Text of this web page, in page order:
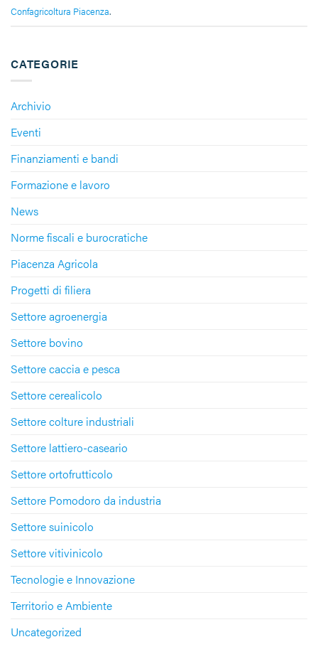
CATEGORIE
Archivio
Eventi
Finanziamenti e bandi
Formazione e lavoro
News
Norme fiscali e burocratiche
Piacenza Agricola
Progetti di filiera
Settore agroenergia
Settore bovino
Settore caccia e pesca
Settore cerealicolo
Settore colture industriali
Settore lattiero-caseario
Settore ortofrutticolo
Settore Pomodoro da industria
Settore suinicolo
Settore vitivinicolo
Tecnologie e Innovazione
Territorio e Ambiente
Uncategorized
Confagricoltura Piacenza.